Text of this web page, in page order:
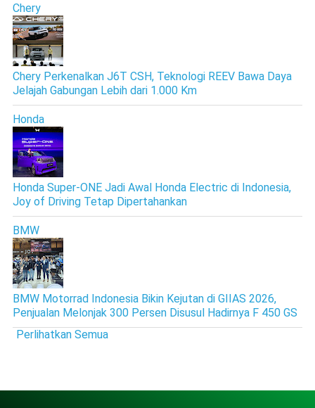
Chery
Chery Perkenalkan J6T CSH, Teknologi REEV Bawa Daya
Jelajah Gabungan Lebih dari 1.000 Km
Honda
Honda Super-ONE Jadi Awal Honda Electric di Indonesia,
Joy of Driving Tetap Dipertahankan
BMW
BMW Motorrad Indonesia Bikin Kejutan di GIIAS 2026,
Penjualan Melonjak 300 Persen Disusul Hadirnya F 450 GS
Perlihatkan Semua